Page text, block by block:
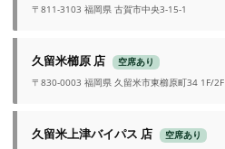
〒811-3103 福岡県 古賀市中央3-15-1
久留米櫛原 店
空席あり
〒830-0003 福岡県 久留米市東櫛原町34 1F/2F
久留米上津バイパス 店
空席あり